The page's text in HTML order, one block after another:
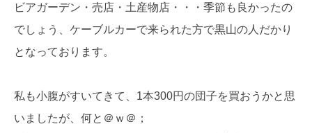
ビアガーデン・売店・土産物店・・・季節も良かったの
でしょう、ケーブルカーで来られた方で黒山の人だかり
となっております。
私も小腹がすいてきて、1本300円の団子を買おうかと思
いましたが、何と＠ｗ＠；